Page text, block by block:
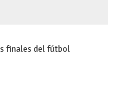
finales del fútbol